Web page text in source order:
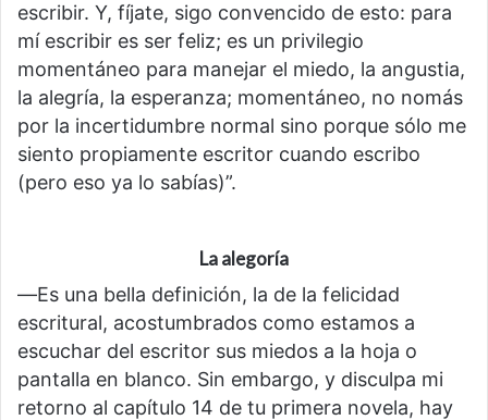
escribir. Y, fíjate, sigo convencido de esto: para
mí escribir es ser feliz; es un privilegio
momentáneo para manejar el miedo, la angustia,
la alegría, la esperanza; momentáneo, no nomás
por la incertidumbre normal sino porque sólo me
siento propiamente escritor cuando escribo
(pero eso ya lo sabías)”.
La alegoría
―Es una bella definición, la de la felicidad
escritural, acostumbrados como estamos a
escuchar del escritor sus miedos a la hoja o
pantalla en blanco. Sin embargo, y disculpa mi
retorno al capítulo 14 de tu primera novela, hay